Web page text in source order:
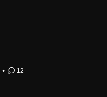
• 12